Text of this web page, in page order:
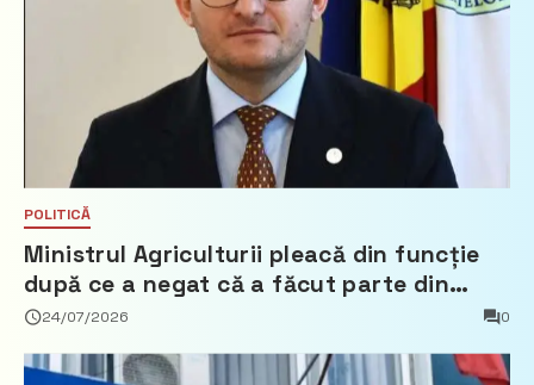
POLITICĂ
Ministrul Agriculturii pleacă din funcție
după ce a negat că a făcut parte din
Partidul Democrat
24/07/2026 0